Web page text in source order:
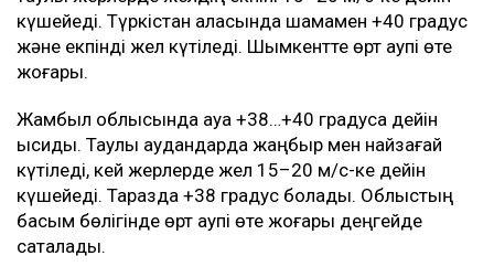
Ең жоғары температура Қызылорда облысында
күтіледі. Күндіз ауа температурасы +40…+43 градусқа
дейін көтеріледі. Қызылорда қаласында +40…+41
өте жоғары деңгейде сақталады.
Түркістан облысында да күн қатты ысиды - +40…+41
градусқа дейін. Таулы аудандарда өткінші жаңбыр
жауып, найзағай ойнауы мүмкін. Батыста және
таулы жерлерде желдің екпіні 15–20 м/с-ке дейін